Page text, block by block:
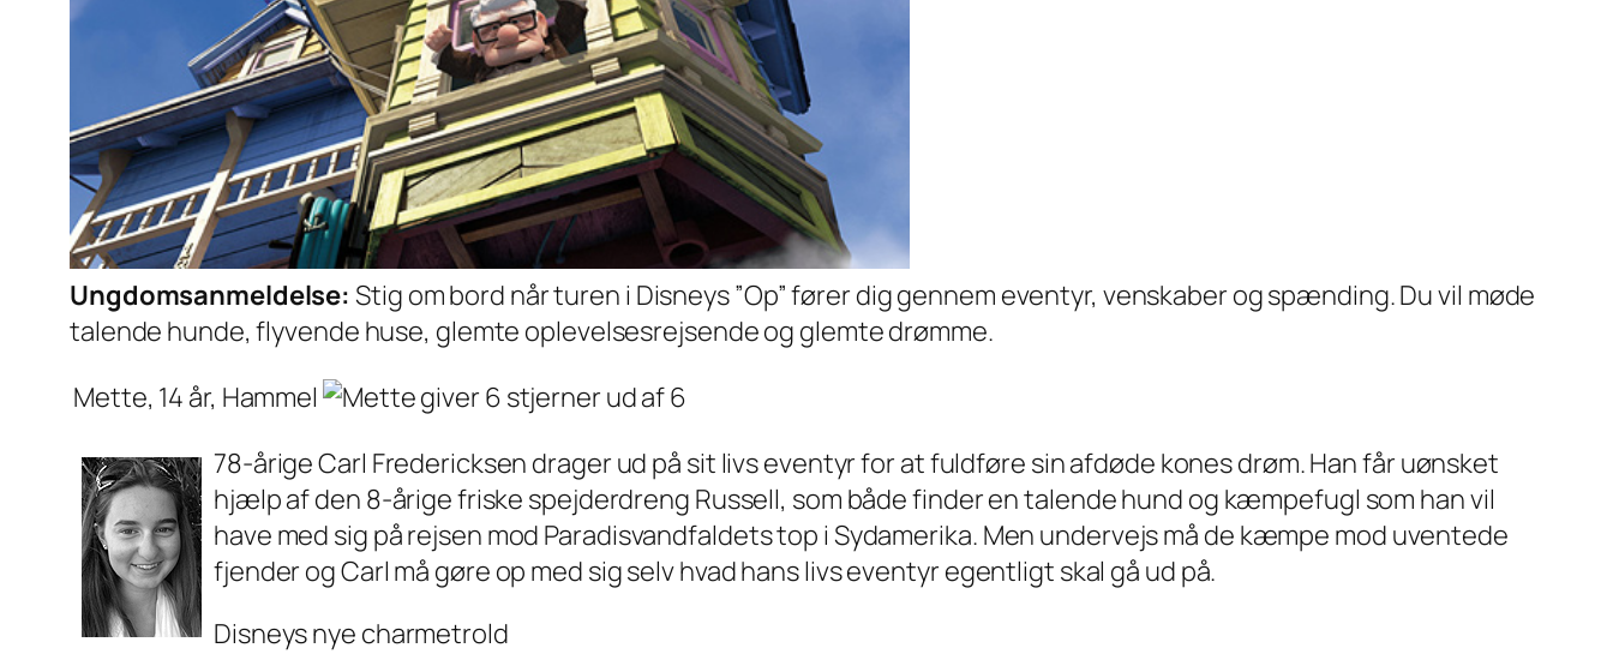
Ungdomsanmeldelse:Stig om bord når turen i Disneys ”Op” fører dig gennem eventyr, venskaber og spænding. Du vil møde
talende hunde, flyvende huse, glemte oplevelsesrejsende og glemte drømme.
Mette, 14 år, Hammel
78-årige Carl Fredericksen drager ud på sit livs eventyr for at fuldføre sin afdøde kones drøm. Han får uønsket
hjælp af den 8-årige friske spejderdreng Russell, som både finder en talende hund og kæmpefugl som han vil
have med sig på rejsen mod Paradisvandfaldets top i Sydamerika. Men undervejs må de kæmpe mod uventede
fjender og Carl må gøre op med sig selv hvad hans livs eventyr egentligt skal gå ud på.
Disneys nye charmetrold